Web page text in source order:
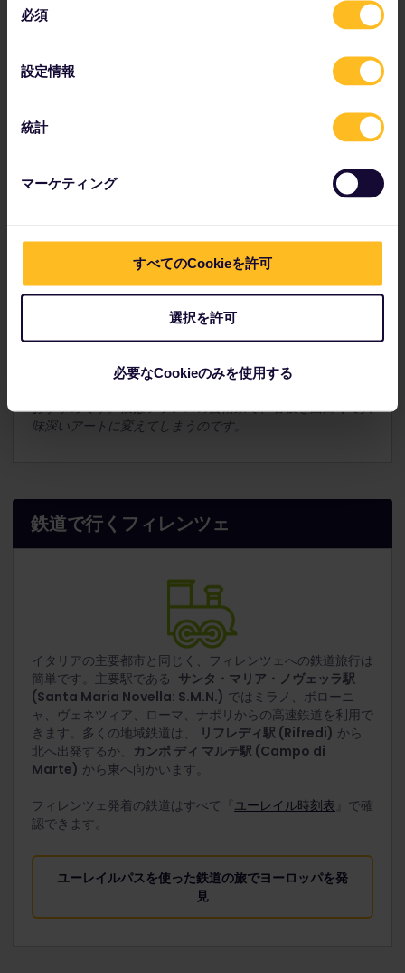
必須
設定情報
統計
マーケティング
すべてのCookieを許可
選択を許可
必要なCookieのみを使用する
シモーネ（26歳）
最高においしいサンドイッチをお探しの方は、ネーリ通り
All'Antico Vinaio's restaurant
を試してみてください。価格も手頃で、€5 でもすごい量で
名物のもつ煮込み(lampredotto) をお試しください。
おすすめです。彼はフランスの芸術家で、看板を面白くて興
味深いアートに変えてしまうのです。
鉄道で行くフィレンツェ
イタリアの主要都市と同じく、フィレンツェへの鉄道旅行は
簡単です。主要駅である サンタ・マリア・ノヴェッラ駅
(Santa Maria Novella: S.M.N.) ではミラノ、ボローニ
ャ、ヴェネツィア、ローマ、ナポリからの高速鉄道を利用で
きます。多くの地域鉄道は、
リフレディ駅 (Rifredi) から
北へ出発するか、 カンポ ディ マルテ駅 (Campo di
Marte) から東へ向かいます。
フィレンツェ発着の鉄道はすべて『 ユーレイル時刻表 』で確
認できます。
ユーレイルパスを使った鉄道の旅でヨーロッパを発
見